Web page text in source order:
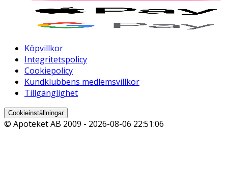
Köpvillkor
Integritetspolicy
Cookiepolicy
Kundklubbens medlemsvillkor
Tillgänglighet
Cookieinställningar
© Apoteket AB 2009 - 2026-08-06 22:51:06